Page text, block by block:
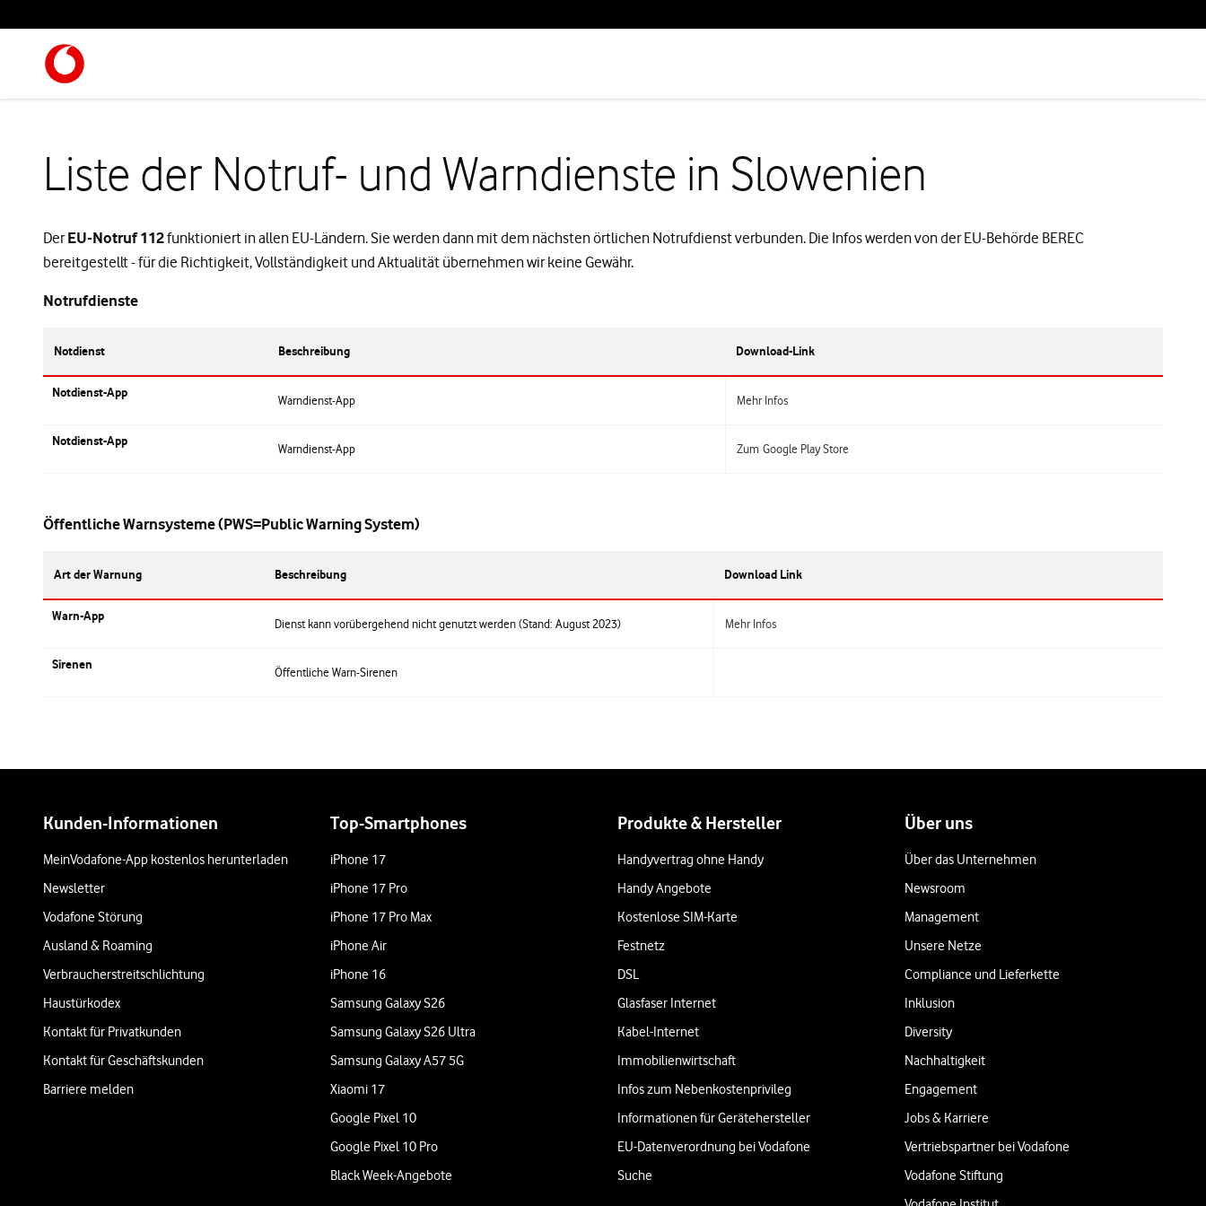
Liste der Notruf- und Warndienste in Slowenien
DerEU-Notruf 112funktioniert in allen EU-Ländern. Sie werden dann mit dem nächsten örtlichen Notrufdienst verbunden. Die Infos werden von der EU-Behörde BEREC
bereitgestellt - für die Richtigkeit, Vollständigkeit und Aktualität übernehmen wir keine Gewähr.
Notrufdienste
Notdienst Beschreibung Download-Link
Notdienst-App
Warndienst-App Mehr Infos
Notdienst-App
Warndienst-App Zum Google Play Store
Öffentliche Warnsysteme (PWS=Public Warning System)
Art der Warnung Beschreibung Download Link
Warn-App
Dienst kann vorübergehend nicht genutzt werden (Stand: August 2023) Mehr Infos
Sirenen
Öffentliche Warn-Sirenen
Kunden-Informationen
MeinVodafone-App kostenlos herunterladen
Newsletter
Vodafone Störung
Ausland & Roaming
Verbraucherstreitschlichtung
Haustürkodex
Kontakt für Privatkunden
Kontakt für Geschäftskunden
Barriere melden
Top-Smartphones
iPhone 17
iPhone 17 Pro
iPhone 17 Pro Max
iPhone Air
iPhone 16
Samsung Galaxy S26
Samsung Galaxy S26 Ultra
Samsung Galaxy A57 5G
Xiaomi 17
Google Pixel 10
Google Pixel 10 Pro
Black Week-Angebote
Produkte & Hersteller
Handyvertrag ohne Handy
Handy Angebote
Kostenlose SIM-Karte
Festnetz
DSL
Glasfaser Internet
Kabel-Internet
Immobilienwirtschaft
Infos zum Nebenkostenprivileg
Informationen für Gerätehersteller
EU-Datenverordnung bei Vodafone
Suche
Über uns
Über das Unternehmen
Newsroom
Management
Unsere Netze
Compliance und Lieferkette
Inklusion
Diversity
Nachhaltigkeit
Engagement
Jobs & Karriere
Vertriebspartner bei Vodafone
Vodafone Stiftung